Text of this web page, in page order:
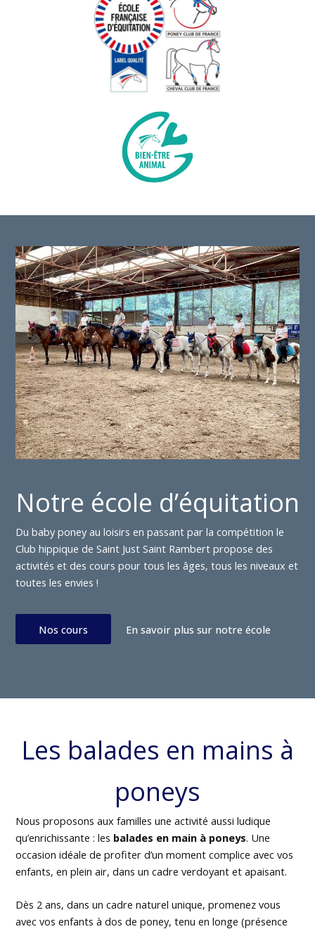
Notre école d’équitation
Du baby poney au loisirs en passant par la compétition le
Club hippique de Saint Just Saint Rambert propose des
activités et des cours pour tous les âges, tous les niveaux et
toutes les envies !
Nos cours En savoir plus sur notre école
Les balades en mains à
poneys
Nous proposons aux familles une activité aussi ludique
qu’enrichissante : les balades en main à poneys. Une
occasion idéale de profiter d’un moment complice avec vos
enfants, en plein air, dans un cadre verdoyant et apaisant.
Dès 2 ans, dans un cadre naturel unique, promenez vous
avec vos enfants à dos de poney, tenu en longe (présence